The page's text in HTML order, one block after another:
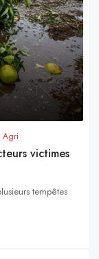
Agri
victimes
tempêtes